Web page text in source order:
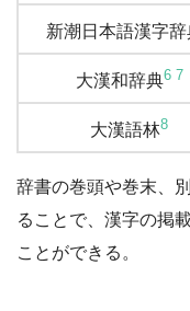
新潮日本語漢字辞
大漢和辞典6 7
大漢語林8
辞書の巻頭や巻末、
ることで、漢字の掲
ことができる。